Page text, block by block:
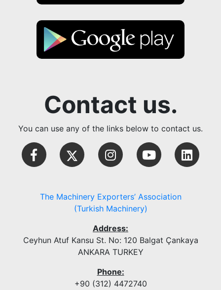
Contact us.
You can use any of the links below to contact us.
The Machinery Exporters’ Association
(Turkish Machinery)
Address:
Ceyhun Atuf Kansu St. No: 120 Balgat Çankaya
ANKARA TURKEY
Phone:
+90 (312) 4472740